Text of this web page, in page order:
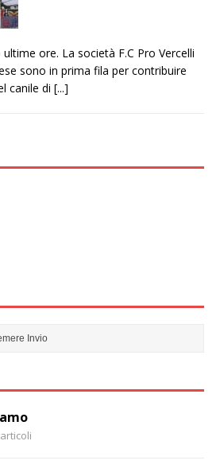
ore. La società F.C Pro Vercelli
sono in prima fila per contribuire
canile di [...]